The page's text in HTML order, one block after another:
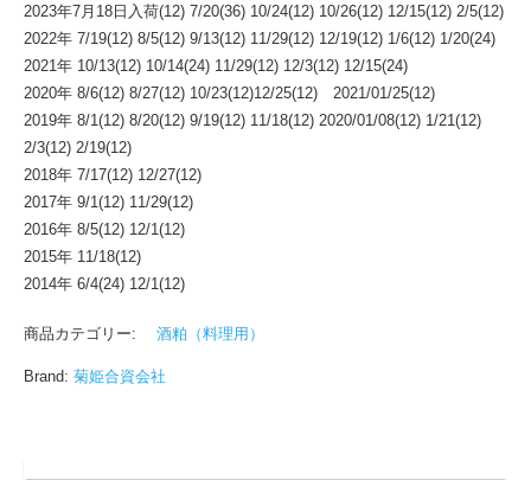
2023年7月18日入荷(12) 7/20(36) 10/24(12) 10/26(12) 12/15(12) 2/5(12)
2022年 7/19(12) 8/5(12) 9/13(12) 11/29(12) 12/19(12) 1/6(12) 1/20(24)
2021年 10/13(12) 10/14(24) 11/29(12) 12/3(12) 12/15(24)
2020年 8/6(12) 8/27(12) 10/23(12)12/25(12) 2021/01/25(12)
2019年 8/1(12) 8/20(12) 9/19(12) 11/18(12) 2020/01/08(12) 1/21(12)
2/3(12) 2/19(12)
2018年 7/17(12) 12/27(12)
2017年 9/1(12) 11/29(12)
2016年 8/5(12) 12/1(12)
2015年 11/18(12)
2014年 6/4(24) 12/1(12)
商品カテゴリー: 酒粕（料理用）
Brand: 菊姫合資会社